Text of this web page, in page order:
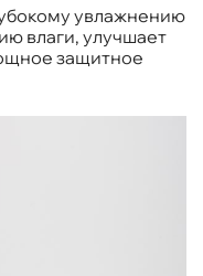
увлажнению
влаги, улучшает
защитное